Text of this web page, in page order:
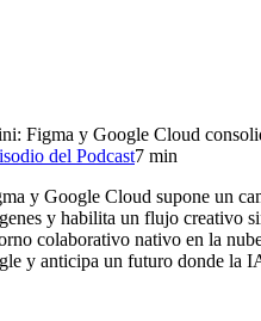
Figma y Google Cloud
del Podcast7 min
y Google Cloud supone un
y habilita un flujo creativo
colaborativo nativo en la
y anticipa un futuro donde la